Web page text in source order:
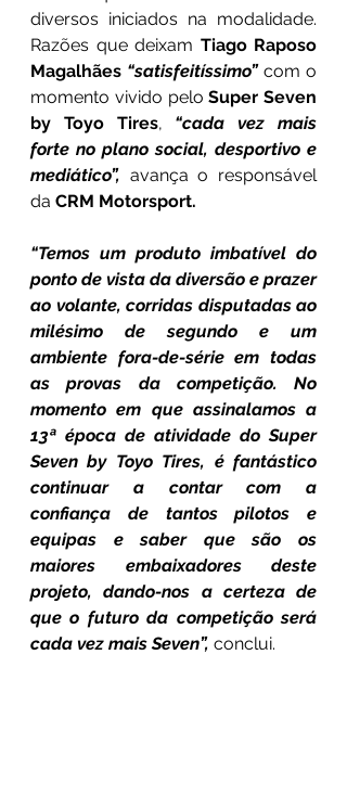
diversos iniciados na modalidade.
Razões que deixam Tiago Raposo
Magalhães “satisfeitíssimo” com o
momento vivido pelo Super Seven
by Toyo Tires, “cada vez mais
forte no plano social, desportivo e
mediático”, avança o responsável
da CRM Motorsport.
“Temos um produto imbatível do
ponto de vista da diversão e prazer
ao volante, corridas disputadas ao
milésimo de segundo e um
ambiente fora-de-série em todas
as provas da competição. No
momento em que assinalamos a
13ª época de atividade do Super
Seven by Toyo Tires, é fantástico
continuar a contar com a
confiança de tantos pilotos e
equipas e saber que são os
maiores embaixadores deste
projeto, dando-nos a certeza de
que o futuro da competição será
cada vez mais Seven”, conclui.